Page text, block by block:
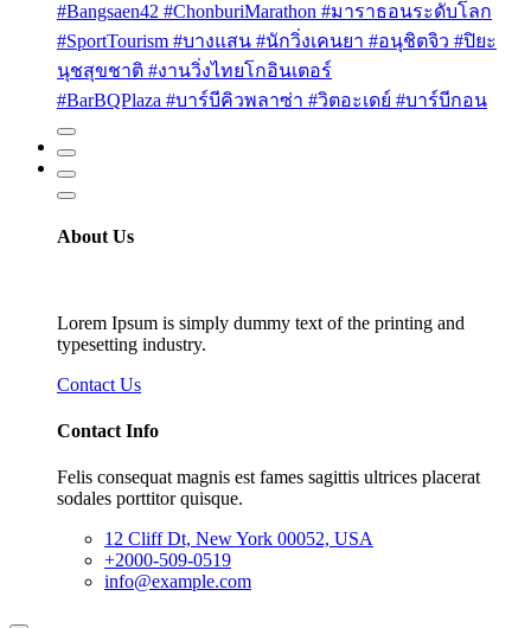
#Bangsaen42 #ChonburiMarathon #มาราธอนระดับโลก
#SportTourism #บางแสน #นักวิ่งเคนยา #อนุชิตจิว #ปิยะ
นุชสุขชาติ #งานวิ่งไทยโกอินเตอร์
#BarBQPlaza #บาร์บีคิวพลาซ่า #วิตอะเดย์ #บาร์บีกอน
About Us
Lorem Ipsum is simply dummy text of the printing and
typesetting industry.
Contact Us
Contact Info
Felis consequat magnis est fames sagittis ultrices placerat
sodales porttitor quisque.
12 Cliff Dt, New York 00052, USA
+2000-509-0519
info@example.com